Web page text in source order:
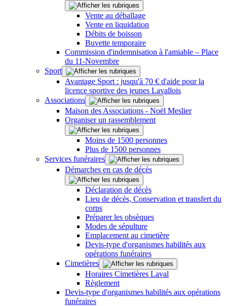
Vente au déballage
Vente en liquidation
Débits de boisson
Buvette temporaire
Commission d'indemnisation à l'amiable – Place
du 11-Novembre
Sport
Avantage Sport : jusqu'à 70 € d'aide pour la
licence sportive des jeunes Lavallois
Associations
Maison des Associations - Noël Meslier
Organiser un rassemblement
Moins de 1500 personnes
Plus de 1500 personnes
Services funéraires
Démarches en cas de décès
Déclaration de décès
Lieu de décès, Conservation et transfert du
corps
Préparer les obsèques
Modes de sépulture
Emplacement au cimetière
Devis-type d'organismes habilités aux
opérations funéraires
Cimetières
Horaires Cimetières Laval
Règlement
Devis-type d'organismes habilités aux opérations
funéraires